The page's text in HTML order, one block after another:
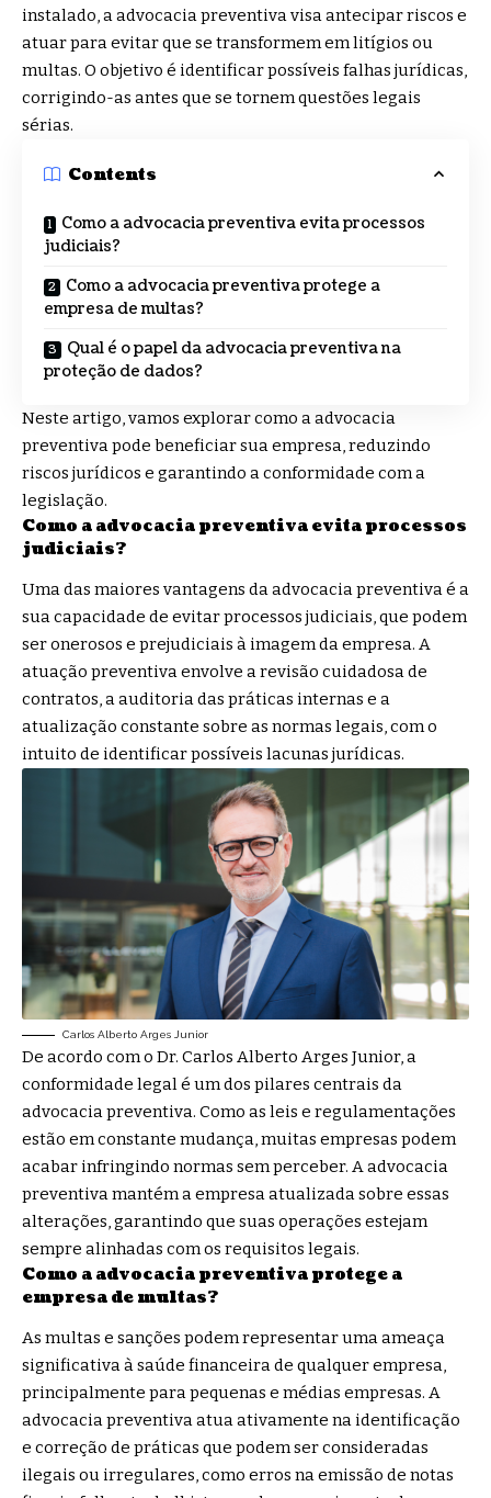
instalado, a advocacia preventiva visa antecipar riscos e
atuar para evitar que se transformem em litígios ou
multas. O objetivo é identificar possíveis falhas jurídicas,
corrigindo-as antes que se tornem questões legais
sérias.
Contents
Como a advocacia preventiva evita processos
judiciais?
Como a advocacia preventiva protege a
empresa de multas?
Qual é o papel da advocacia preventiva na
proteção de dados?
Neste artigo, vamos explorar como a advocacia
preventiva pode beneficiar sua empresa, reduzindo
riscos jurídicos e garantindo a conformidade com a
legislação.
Como a advocacia preventiva evita processos
judiciais?
Uma das maiores vantagens da advocacia preventiva é a
sua capacidade de evitar processos judiciais, que podem
ser onerosos e prejudiciais à imagem da empresa. A
atuação preventiva envolve a revisão cuidadosa de
contratos, a auditoria das práticas internas e a
atualização constante sobre as normas legais, com o
intuito de identificar possíveis lacunas jurídicas.
Carlos Alberto Arges Junior
De acordo com o Dr. Carlos Alberto Arges Junior, a
conformidade legal é um dos pilares centrais da
advocacia preventiva. Como as leis e regulamentações
estão em constante mudança, muitas empresas podem
acabar infringindo normas sem perceber. A advocacia
preventiva mantém a empresa atualizada sobre essas
alterações, garantindo que suas operações estejam
sempre alinhadas com os requisitos legais.
Como a advocacia preventiva protege a
empresa de multas?
As multas e sanções podem representar uma ameaça
significativa à saúde financeira de qualquer empresa,
principalmente para pequenas e médias empresas. A
advocacia preventiva atua ativamente na identificação
e correção de práticas que podem ser consideradas
ilegais ou irregulares, como erros na emissão de notas